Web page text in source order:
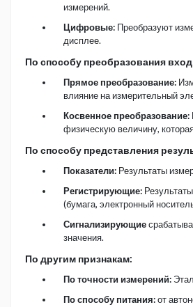
измерений.
Цифровые: Преобразуют
дисплее.
По способу преобразования
Прямое преобразование:
влияние на измерительный
Косвенное преобразование:
физическую величину,
По способу представления
Показатели: Результаты
Регистрирующие:
(бумага, электронный
Сигнализирующие
значения.
По другим признакам:
По точности измерений:
По способу питания:от